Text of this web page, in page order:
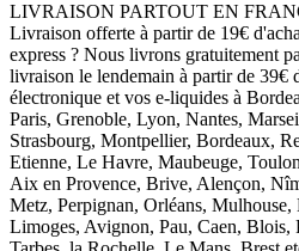
LIVRAISON PARTOUT EN
Livraison offerte à partir de 19€
express ? Nous livrons gratuitement
livraison le lendemain à partir de 39€
électronique et vos e-liquides à
Paris, Grenoble, Lyon, Nantes,
Strasbourg, Montpellier, Bordeaux,
Etienne, Le Havre, Maubeuge,
Aix en Provence, Brive, Alençon,
Metz, Perpignan, Orléans, Mulhouse,
Limoges, Avignon, Pau, Caen, Blois,